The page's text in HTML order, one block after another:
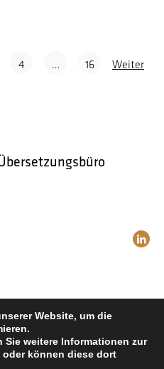
4 … 16 Weiter
Website, um die
weitere Informationen zur
können diese dort